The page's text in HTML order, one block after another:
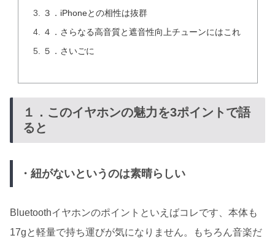
３．iPhoneとの相性は抜群
４．さらなる高音質と遮音性向上チューンにはこれ
５．さいごに
１．このイヤホンの魅力を3ポイントで語
ると
・紐がないというのは素晴らしい
Bluetoothイヤホンのポイントといえばコレです、本体も
17gと軽量で持ち運びが気になりません。もちろん音楽だ